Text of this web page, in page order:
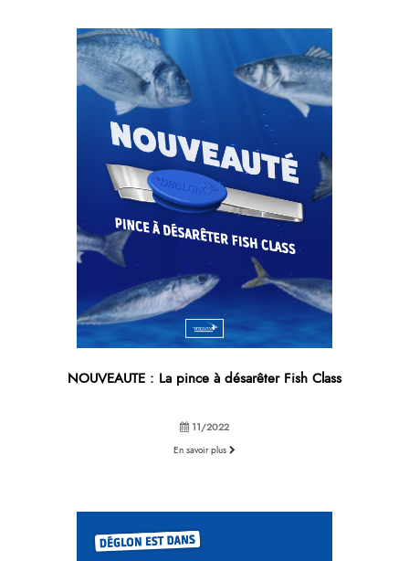
NOUVEAUTE : La pince à désarêter Fish Class
11/2022
En savoir plus